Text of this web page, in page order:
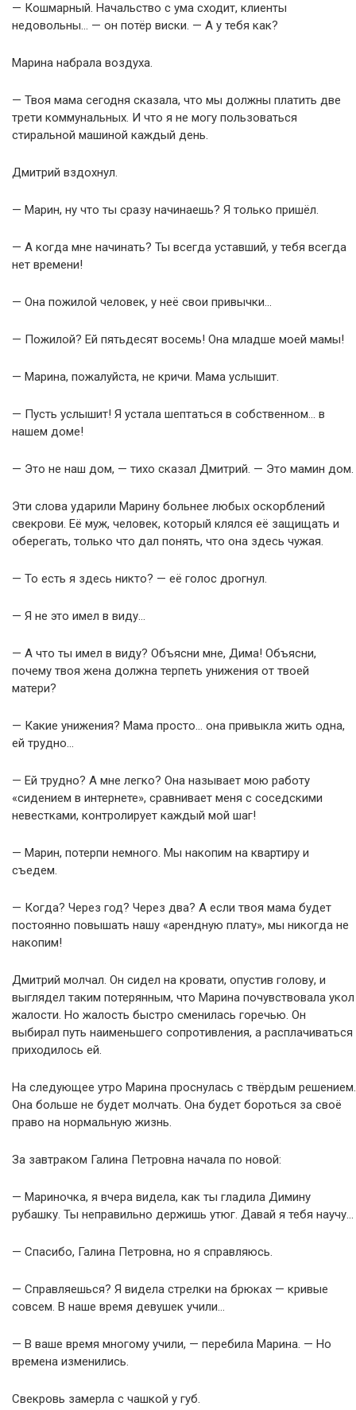
— Кошмарный. Начальство с ума сходит, клиенты
недовольны… — он потёр виски. — А у тебя как?
Марина набрала воздуха.
— Твоя мама сегодня сказала, что мы должны платить две
трети коммунальных. И что я не могу пользоваться
стиральной машиной каждый день.
Дмитрий вздохнул.
— Марин, ну что ты сразу начинаешь? Я только пришёл.
— А когда мне начинать? Ты всегда уставший, у тебя всегда
нет времени!
— Она пожилой человек, у неё свои привычки…
— Пожилой? Ей пятьдесят восемь! Она младше моей мамы!
— Марина, пожалуйста, не кричи. Мама услышит.
— Пусть услышит! Я устала шептаться в собственном… в
нашем доме!
— Это не наш дом, — тихо сказал Дмитрий. — Это мамин дом.
Эти слова ударили Марину больнее любых оскорблений
свекрови. Её муж, человек, который клялся её защищать и
оберегать, только что дал понять, что она здесь чужая.
— То есть я здесь никто? — её голос дрогнул.
— Я не это имел в виду…
— А что ты имел в виду? Объясни мне, Дима! Объясни,
почему твоя жена должна терпеть унижения от твоей
матери?
— Какие унижения? Мама просто… она привыкла жить одна,
ей трудно…
— Ей трудно? А мне легко? Она называет мою работу
«сидением в интернете», сравнивает меня с соседскими
невестками, контролирует каждый мой шаг!
— Марин, потерпи немного. Мы накопим на квартиру и
съедем.
— Когда? Через год? Через два? А если твоя мама будет
постоянно повышать нашу «арендную плату», мы никогда не
накопим!
Дмитрий молчал. Он сидел на кровати, опустив голову, и
выглядел таким потерянным, что Марина почувствовала укол
жалости. Но жалость быстро сменилась горечью. Он
выбирал путь наименьшего сопротивления, а расплачиваться
приходилось ей.
На следующее утро Марина проснулась с твёрдым решением.
Она больше не будет молчать. Она будет бороться за своё
право на нормальную жизнь.
За завтраком Галина Петровна начала по новой:
— Мариночка, я вчера видела, как ты гладила Димину
рубашку. Ты неправильно держишь утюг. Давай я тебя научу…
— Спасибо, Галина Петровна, но я справляюсь.
— Справляешься? Я видела стрелки на брюках — кривые
совсем. В наше время девушек учили…
— В ваше время многому учили, — перебила Марина. — Но
времена изменились.
Свекровь замерла с чашкой у губ.